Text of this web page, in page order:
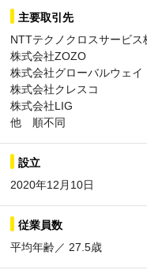
主要取引先
NTTテクノクロスサービス
株式会社ZOZO
株式会社グローバルウェイ
株式会社クレスコ
株式会社LIG
他 順不同
設立
2020年12月10日
従業員数
平均年齢／ 27.5歳